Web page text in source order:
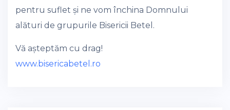
pentru suflet și ne vom închina Domnului
alături de grupurile Bisericii Betel.
Vă așteptăm cu drag!
www.bisericabetel.ro